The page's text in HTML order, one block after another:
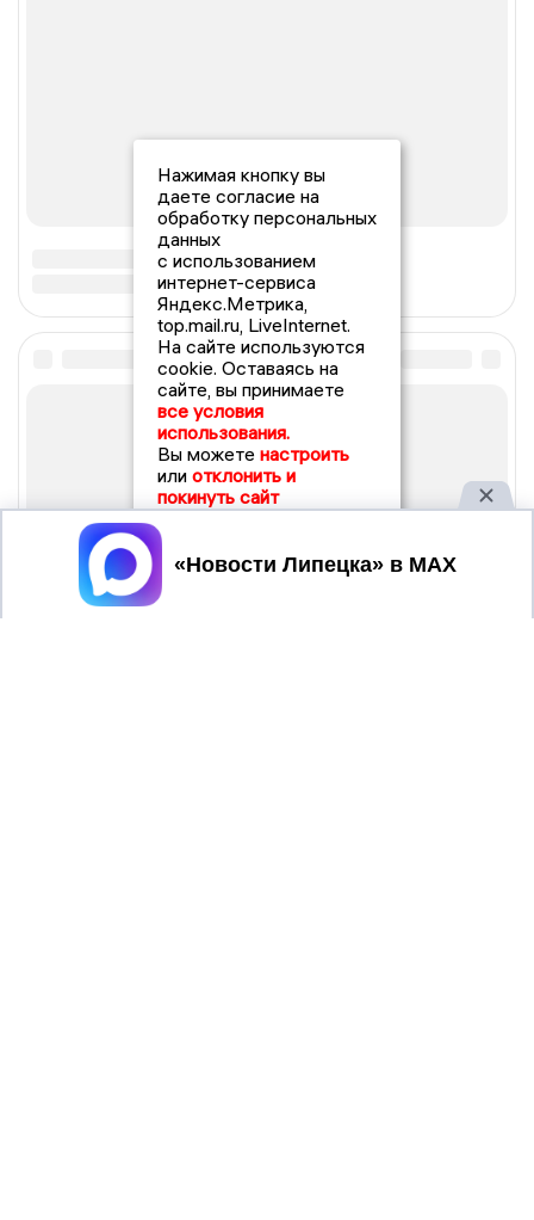
Нажимая кнопку вы
даете согласие на
обработку персональных
данных
с использованием
интернет-сервиса
Яндекс.Метрика,
top.mail.ru, LiveInternet.
На сайте используются
cookie. Оставаясь на
сайте, вы принимаете
все условия
использования.
Вы можете настроить
или отклонить и
покинуть сайт
Принять